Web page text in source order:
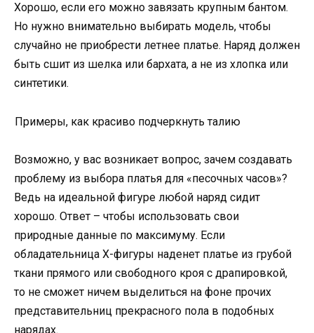
Хорошо, если его можно завязать крупным бантом.
Но нужно внимательно выбирать модель, чтобы
случайно не приобрести летнее платье. Наряд должен
быть сшит из шелка или бархата, а не из хлопка или
синтетики.
Примеры, как красиво подчеркнуть талию
Возможно, у вас возникает вопрос, зачем создавать
проблему из выбора платья для «песочных часов»?
Ведь на идеальной фигуре любой наряд сидит
хорошо. Ответ – чтобы использовать свои
природные данные по максимуму. Если
обладательница Х-фигуры наденет платье из грубой
ткани прямого или свободного кроя с драпировкой,
то не сможет ничем выделиться на фоне прочих
представительниц прекрасного пола в подобных
нарядах.